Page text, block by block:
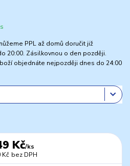
PPL až domů doručit již
20:00. Zásilkovnou o den později.
objednáte nejpozději dnes do 24:00
Kč/ks
Kč bez DPH